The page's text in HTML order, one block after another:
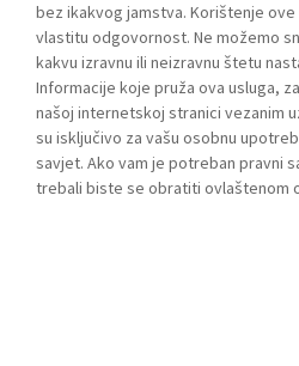
bez ikakvog jamstva. Korištenje
vlastitu odgovornost. Ne možemo
kakvu izravnu ili neizravnu štetu
Informacije koje pruža ova usluga,
našoj internetskoj stranici vezanim
su isključivo za vašu osobnu
savjet. Ako vam je potreban pravni
trebali biste se obratiti ovlaštenom